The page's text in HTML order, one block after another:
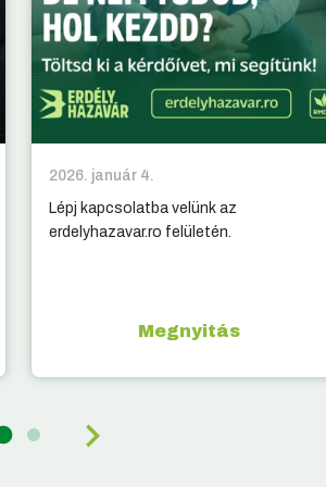
2026. január 4.
Lépj kapcsolatba velünk az
erdelyhazavar.ro felületén.
Megnyitás